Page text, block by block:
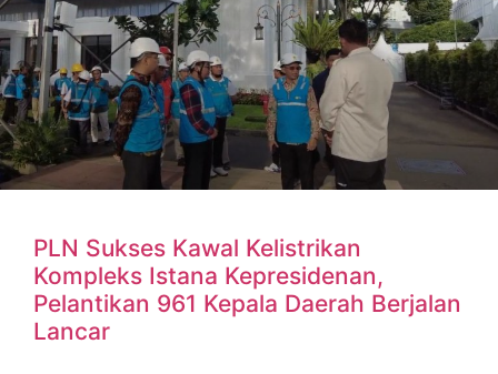
PLN Sukses Kawal Kelistrikan
Kompleks Istana Kepresidenan,
Pelantikan 961 Kepala Daerah Berjalan
Lancar